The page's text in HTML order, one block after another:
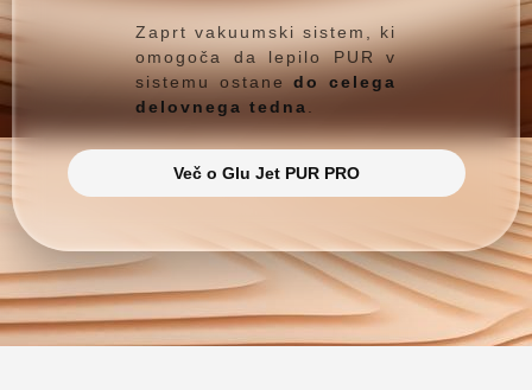
Zaprt vakuumski sistem, ki
omogoča da lepilo PUR v
sistemu ostanedo celega
delovnega tedna
Več o Glu Jet PUR PRO